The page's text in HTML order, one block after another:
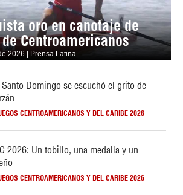
oro en canotaje de
Centroamericanos
2026 | Prensa Latina
Santo Domingo se escuchó el grito de
CENTROAMERICANOS Y DEL CARIBE 2026
2026: Un tobillo, una medalla y un
CENTROAMERICANOS Y DEL CARIBE 2026